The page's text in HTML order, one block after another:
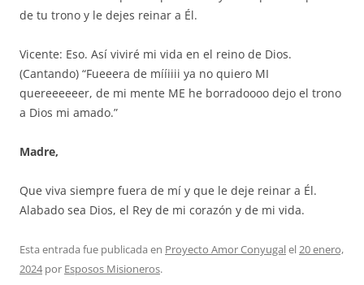
de tu trono y le dejes reinar a Él.
Vicente: Eso. Así viviré mi vida en el reino de Dios.
(Cantando) “Fueeera de mííiiii ya no quiero MI
quereeeeeer, de mi mente ME he borradoooo dejo el trono
a Dios mi amado.”
Madre,
Que viva siempre fuera de mí y que le deje reinar a Él.
Alabado sea Dios, el Rey de mi corazón y de mi vida.
Esta entrada fue publicada en Proyecto Amor Conyugalel20 enero,
2024por Esposos Misioneros.